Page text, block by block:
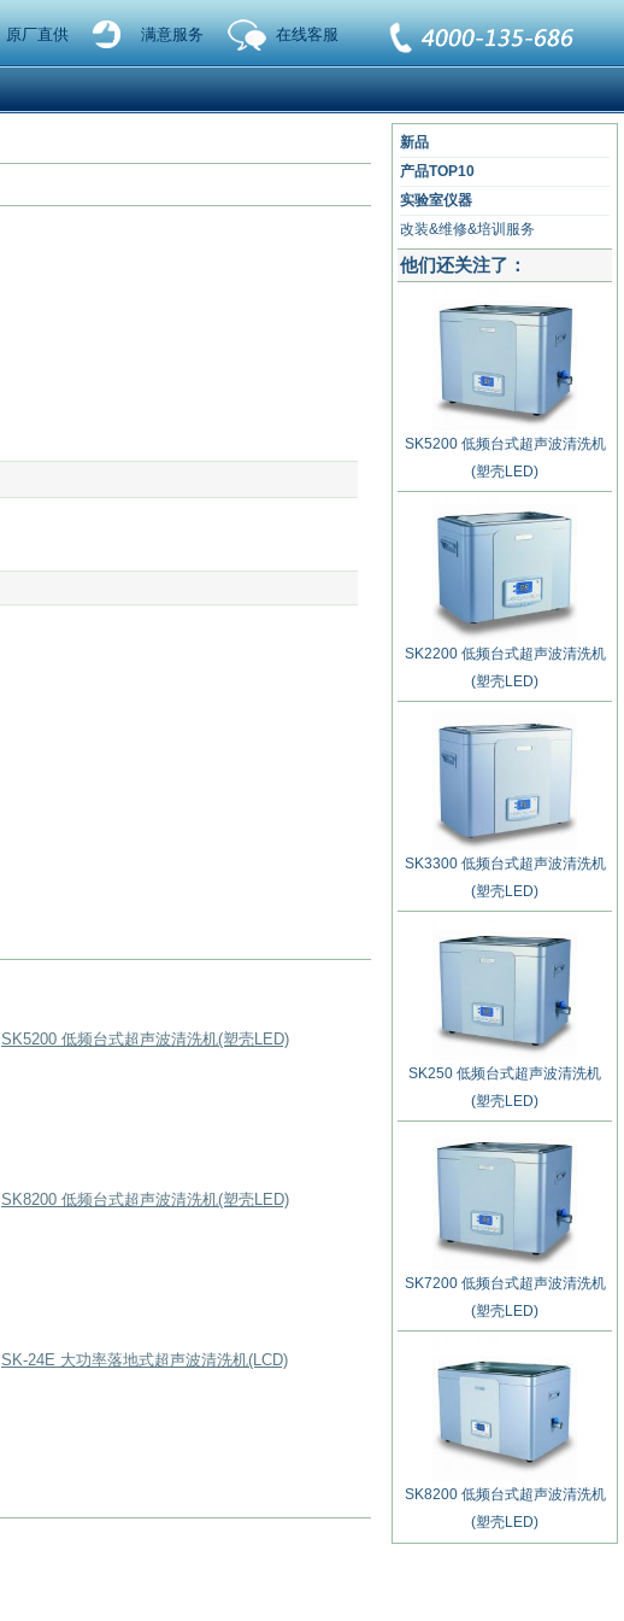
在线客服
满意服务
原厂直供
SK5200 低频台式超声波清洗机(塑壳LED)
SK8200 低频台式超声波清洗机(塑壳LED)
SK-24E 大功率落地式超声波清洗机(LCD)
新品
产品TOP10
实验室仪器
改装&维修&培训服务
他们还关注了：
SK5200 低频台式超声波清洗机
(塑壳LED)
SK2200 低频台式超声波清洗机
(塑壳LED)
SK3300 低频台式超声波清洗机
(塑壳LED)
SK250 低频台式超声波清洗机
(塑壳LED)
SK7200 低频台式超声波清洗机
(塑壳LED)
SK8200 低频台式超声波清洗机
(塑壳LED)